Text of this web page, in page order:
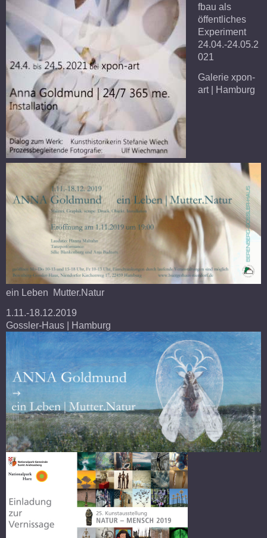
fbau als
öffentliches
Experiment
24.04.-24.05.2
021
Galerie xpon-
art | Hamburg
ein Leben Mutter.Natur
1.11.-18.12.2019
Gossler-Haus | Hamburg